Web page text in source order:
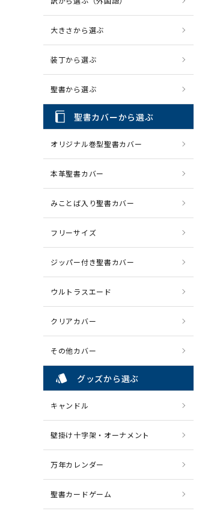
CD・MP3
大きさから選ぶ
装丁から選ぶ
聖書から選ぶ
聖書カバーから選ぶ
オリジナル巻型聖書カバー
本革聖書カバー
みことば入り聖書カバー
フリーサイズ
ジッパー付き聖書カバー
ウルトラスエード
クリアカバー
その他カバー
style グッズから選ぶ
キャンドル
壁掛け十字架・オーナメント
万年カレンダー
聖書カードゲーム